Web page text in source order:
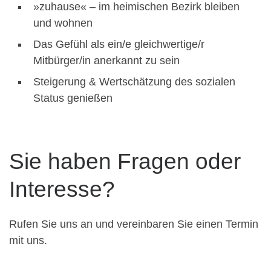
»zuhause« – im heimischen Bezirk bleiben
und wohnen
Das Gefühl als ein/e gleichwertige/r
Mitbürger/in anerkannt zu sein
Steigerung & Wertschätzung des sozialen
Status genießen
Sie haben Fragen oder
Interesse?
Rufen Sie uns an und vereinbaren Sie einen Termin
mit uns.